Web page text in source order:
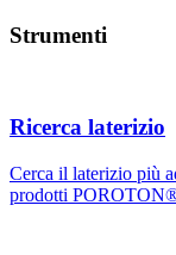
Strumenti
Ricerca laterizio
Cerca il laterizio più
prodotti